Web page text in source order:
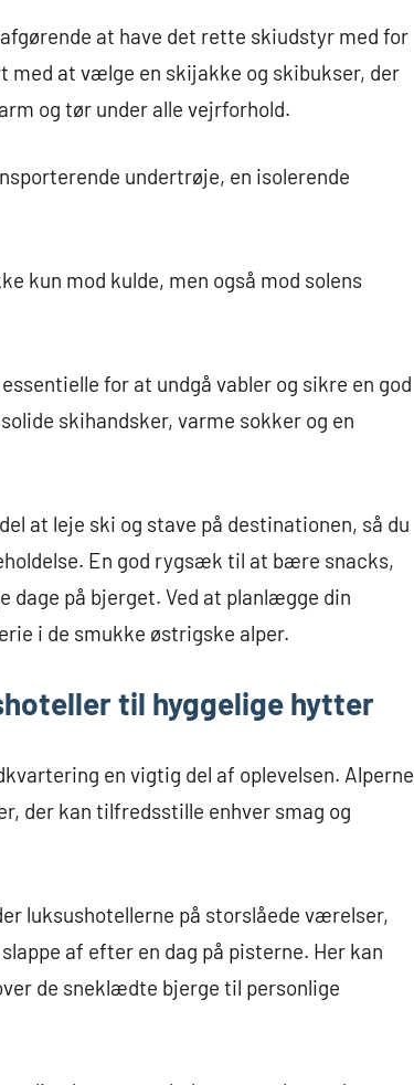
at have det rette skiudstyr med for
at vælge en skijakke og skibukser, der
og tør under alle vejrforhold.
undertrøje, en isolerende
kun mod kulde, men også mod solens
for at undgå vabler og sikre en god
skihandsker, varme sokker og en
at leje ski og stave på destinationen, så du
En god rygsæk til at bære snacks,
dage på bjerget. Ved at planlægge din
i de smukke østrigske alper.
til hyggelige hytter
en vigtig del af oplevelsen. Alperne
der kan tilfredsstille enhver smag og
luksushotellerne på storslåede værelser,
af efter en dag på pisterne. Her kan
de sneklædte bjerge til personlige